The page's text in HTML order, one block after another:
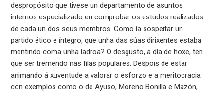
despropósito que tivese un departamento de asuntos
internos especializado en comprobar os estudos realizados
de cada un dos seus membros. Como ía sospeitar un
partido ético e íntegro, que unha das súas dirixentes estaba
mentindo coma unha ladroa? O desgusto, a día de hoxe, ten
que ser tremendo nas filas populares. Despois de estar
animando á xuventude a valorar o esforzo e a meritocracia,
con exemplos como o de Ayuso, Moreno Bonilla e Mazón,